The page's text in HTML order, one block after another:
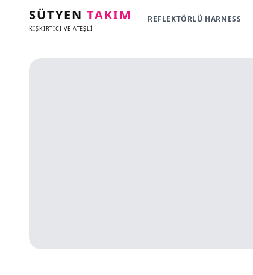
SÜTYEN TAKIM
KIŞKIRTICI VE ATEŞLİ
REFLEKTÖRLÜ HARNESS